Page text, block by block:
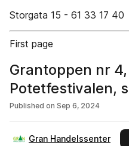
Storgata 15 - 61 33 17 40
First page
Grantoppen nr
Potetfestivalen,
Published on Sep 6, 2024
Gran Handelssenter